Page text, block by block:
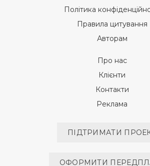
Політика
Правила цитування
Авторам
Про нас
Клієнти
Контакти
Реклама
ПІДТРИМАТИ
ОФОРМИТИ